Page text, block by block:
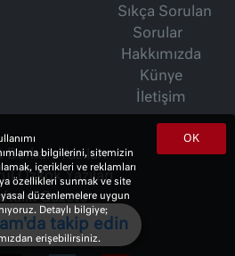
Sıkça Sorulan
Sorular
Hakkımızda
Künye
İletişim
Yazıları
Özkök Yazıları
Gazete
OK
bilgilerini, sitemizin
içerikleri ve reklamları
özellikleri sunmak ve site
düzenlemelere uygun
Detaylı bilgiye;
erişebilirsiniz.
takip edin